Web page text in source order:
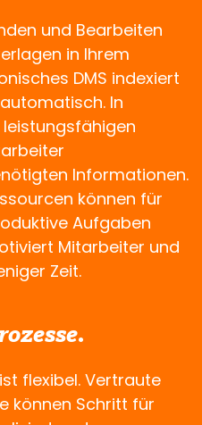
und Bearbeiten
in Ihrem
DMS indexiert
In
Informationen.
können für
Aufgaben
Mitarbeiter und
Zeit.
flexibel. Vertraute
können Schritt für